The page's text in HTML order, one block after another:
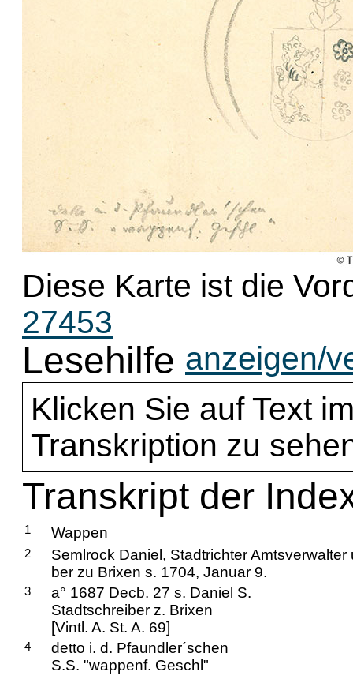
Diese Karte ist die
27453
Lesehilfe anzeigen/
Klicken Sie auf Text
Transkription zu
Transkript der
1 Wappen
2
Semlrock Daniel, Stadtrichter Amtsverwalter
ber zu Brixen s. 1704, Januar 9.
3
a° 1687 Decb. 27 s. Daniel S.
Stadtschreiber z. Brixen
[Vintl. A. St. A. 69]
4
detto i. d. Pfaundler´schen
S.S. "wappenf. Geschl"